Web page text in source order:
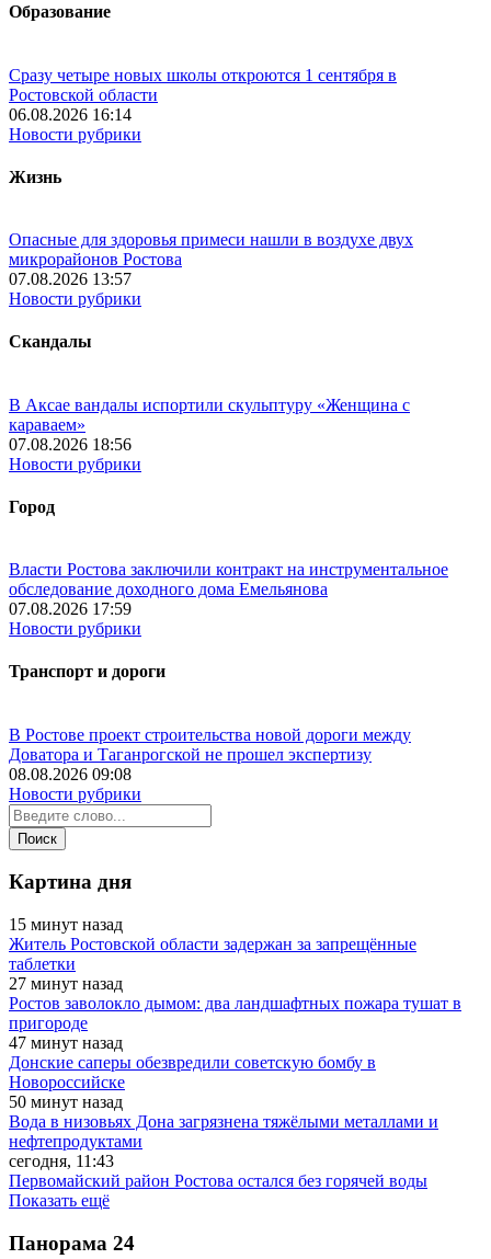
Образование
Сразу четыре новых школы откроются 1 сентября в
Ростовской области
06.08.2026 16:14
Новости рубрики
Жизнь
Опасные для здоровья примеси нашли в воздухе двух
микрорайонов Ростова
07.08.2026 13:57
Новости рубрики
Скандалы
В Аксае вандалы испортили скульптуру «Женщина с
караваем»
07.08.2026 18:56
Новости рубрики
Город
Власти Ростова заключили контракт на инструментальное
обследование доходного дома Емельянова
07.08.2026 17:59
Новости рубрики
Транспорт и дороги
В Ростове проект строительства новой дороги между
Доватора и Таганрогской не прошел экспертизу
08.08.2026 09:08
Новости рубрики
Картина дня
15 минут назад
Житель Ростовской области задержан за запрещённые
таблетки
27 минут назад
Ростов заволокло дымом: два ландшафтных пожара тушат в
пригороде
47 минут назад
Донские саперы обезвредили советскую бомбу в
Новороссийске
50 минут назад
Вода в низовьях Дона загрязнена тяжёлыми металлами и
нефтепродуктами
сегодня, 11:43
Первомайский район Ростова остался без горячей воды
Показать ещё
Панорама 24